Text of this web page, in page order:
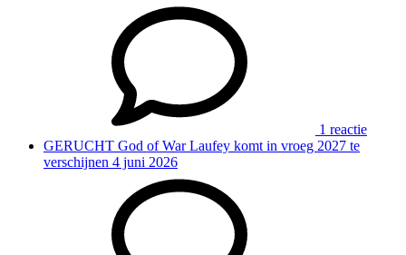
1 reactie
GERUCHT God of War Laufey komt in vroeg 2027 te
verschijnen 4 juni 2026